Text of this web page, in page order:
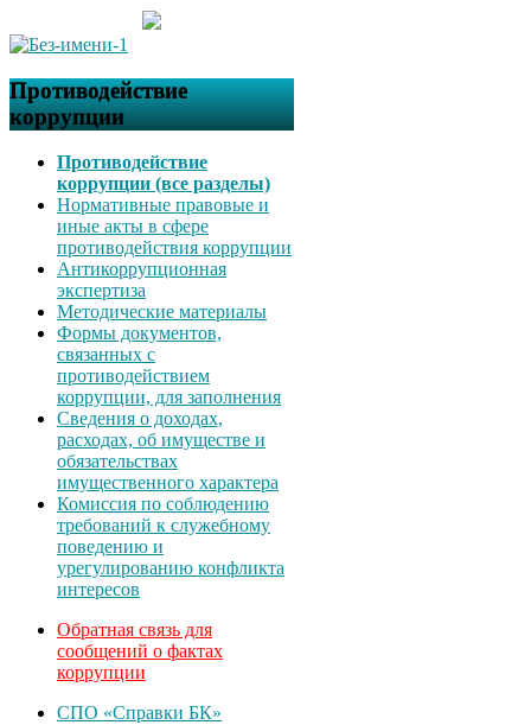
Противодействие
коррупции
Противодействие
коррупции (все разделы)
Нормативные правовые и
иные акты в сфере
противодействия коррупции
Антикоррупционная
экспертиза
Методические материалы
Формы документов,
связанных с
противодействием
коррупции, для заполнения
Сведения о доходах,
расходах, об имуществе и
обязательствах
имущественного характера
Комиссия по соблюдению
требований к служебному
поведению и
урегулированию конфликта
интересов
Обратная связь для
сообщений о фактах
коррупции
СПО «Справки БК»